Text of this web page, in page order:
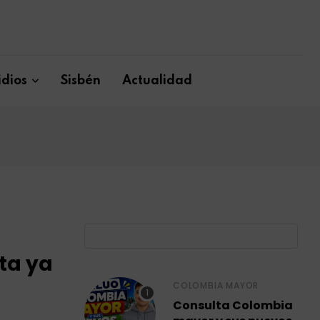
Sisbén Actualidad
ya
COLOMBIA MAYOR
Consulta Colombia